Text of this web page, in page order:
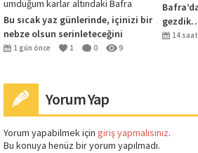
Bu sıcak yaz günlerinde, içinizi bir
nebze olsun serinleteceğini
umduğum karlar altındaki Bafra
1 gün önce 1 0 9
14
Yorum Yap
Yorum yapabilmek için giriş yapmalısınız.
Bu konuya henüz bir yorum yapılmadı.